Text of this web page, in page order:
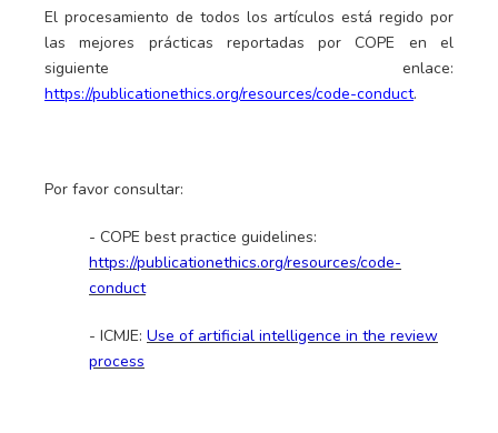
El procesamiento de todos los artículos está regido por
las mejores prácticas reportadas por COPE en el
siguiente enlace:
https://publicationethics.org/resources/code-conduct.
Por favor consultar:
- COPE best practice guidelines:
https://publicationethics.org/resources/code-
conduct
- ICMJE: Use of artificial intelligence in the review
process